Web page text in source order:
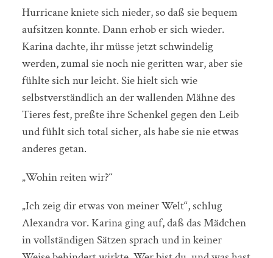
Hurricane kniete sich nieder, so daß sie bequem
aufsitzen konnte. Dann erhob er sich wieder.
Karina dachte, ihr müsse jetzt schwindelig
werden, zumal sie noch nie geritten war, aber sie
fühlte sich nur leicht. Sie hielt sich wie
selbstverständlich an der wallenden Mähne des
Tieres fest, preßte ihre Schenkel gegen den Leib
und fühlt sich total sicher, als habe sie nie etwas
anderes getan.
„Wohin reiten wir?“
„Ich zeig dir etwas von meiner Welt“, schlug
Alexandra vor. Karina ging auf, daß das Mädchen
in vollständigen Sätzen sprach und in keiner